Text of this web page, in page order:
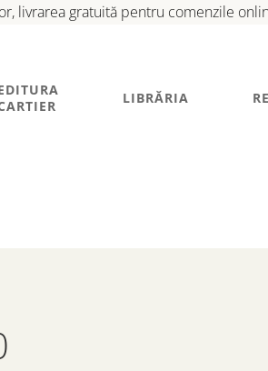
livrarea gratuită pentru comenzile
LIBRĂRIA